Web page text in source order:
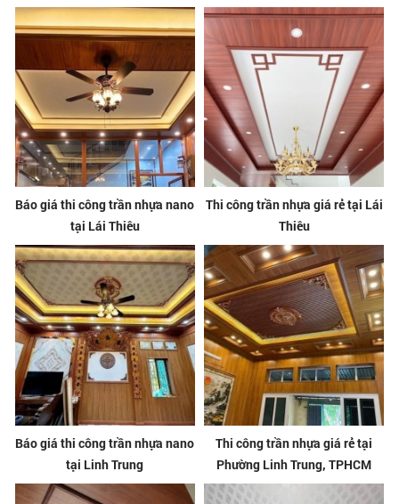
Báo giá thi công trần nhựa nano
tại Lái Thiêu
Thi công trần nhựa giá rẻ tại Lái
Thiêu
Báo giá thi công trần nhựa nano
tại Linh Trung
Thi công trần nhựa giá rẻ tại
Phường Linh Trung, TPHCM